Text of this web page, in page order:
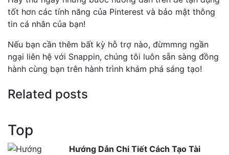
tốt hơn các tính năng của Pinterest và bảo mật thông
tin cá nhân của bạn!
Nếu bạn cần thêm bất kỳ hỗ trợ nào, đừmmng ngần
ngại liên hệ với Snappin, chúng tôi luôn sẵn sàng đồng
hành cùng bạn trên hành trình khám phá sáng tạo!
Related posts
Top
Hướng Dẫn Chi Tiết Cách Tạo Tài